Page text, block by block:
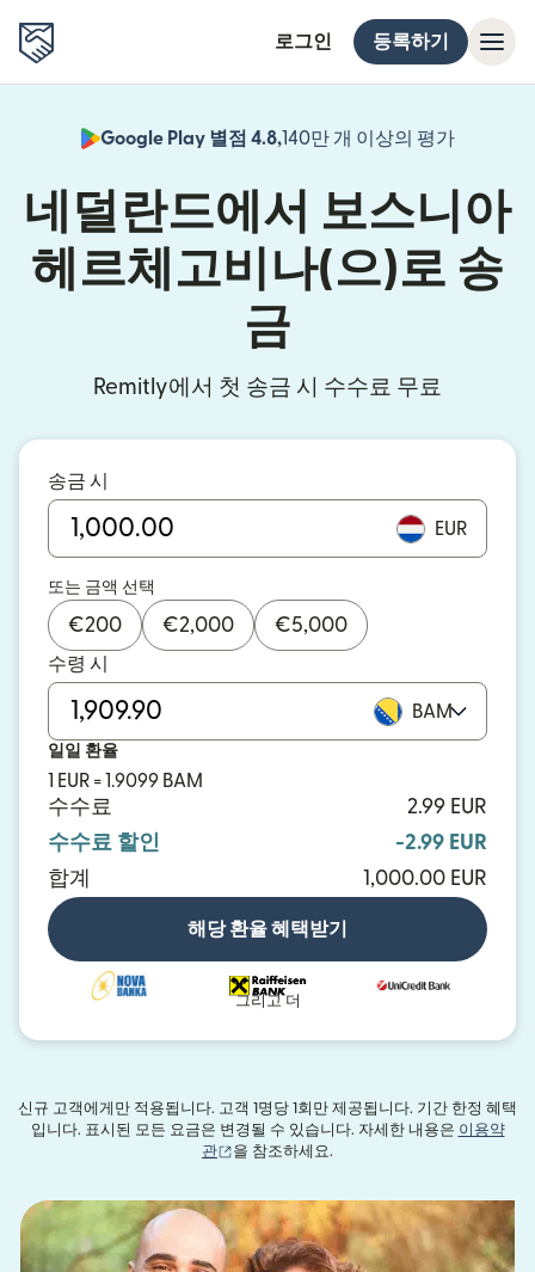
로그인 등록하기
Google Play 별점 4.8,140만 개 이상의 평가
네덜란드에서 보스니아
헤르체고비나(으)로 송
금
Remitly에서 첫 송금 시 수수료 무료
송금 시
EUR
또는 금액 선택
€200 €2,000 €5,000
수령 시
BAM
일일 환율
1 EUR = 1.9099 BAM
수수료
2.99 EUR
수수료 할인
-2.99 EUR
합계
1,000.00 EUR
해당 환율 혜택받기
그리고 더
신규 고객에게만 적용됩니다. 고객 1명당 1회만 제공됩니다. 기간 한정 혜택
입니다. 표시된 모든 요금은 변경될 수 있습니다. 자세한 내용은 이용약
관
(새 창에서 열림)
을 참조하세요.